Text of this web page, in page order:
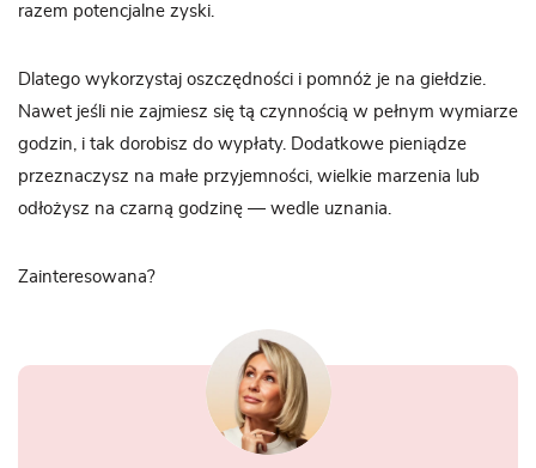
razem potencjalne zyski.
Dlatego wykorzystaj oszczędności i pomnóż je na giełdzie.
Nawet jeśli nie zajmiesz się tą czynnością w pełnym wymiarze
godzin, i tak dorobisz do wypłaty. Dodatkowe pieniądze
przeznaczysz na małe przyjemności, wielkie marzenia lub
odłożysz na czarną godzinę — wedle uznania.
Zainteresowana?